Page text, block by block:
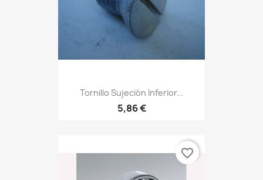
Tornillo Sujeción Inferior...
5,86 €
favorite_border